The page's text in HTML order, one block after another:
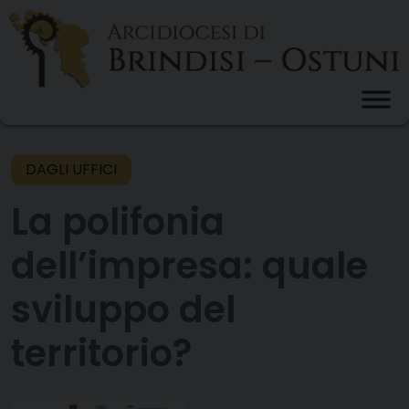
Skip
content
DAGLI UFFICI